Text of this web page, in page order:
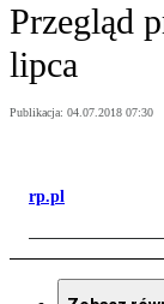
Przegląd
lipca
Publikacja: 04.07.2018 07:30
rp.pl